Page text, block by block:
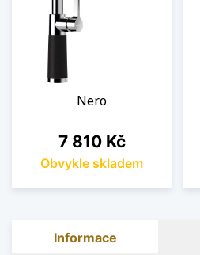
Nero
Cena
7 810 Kč
Obvykle skladem
Informace